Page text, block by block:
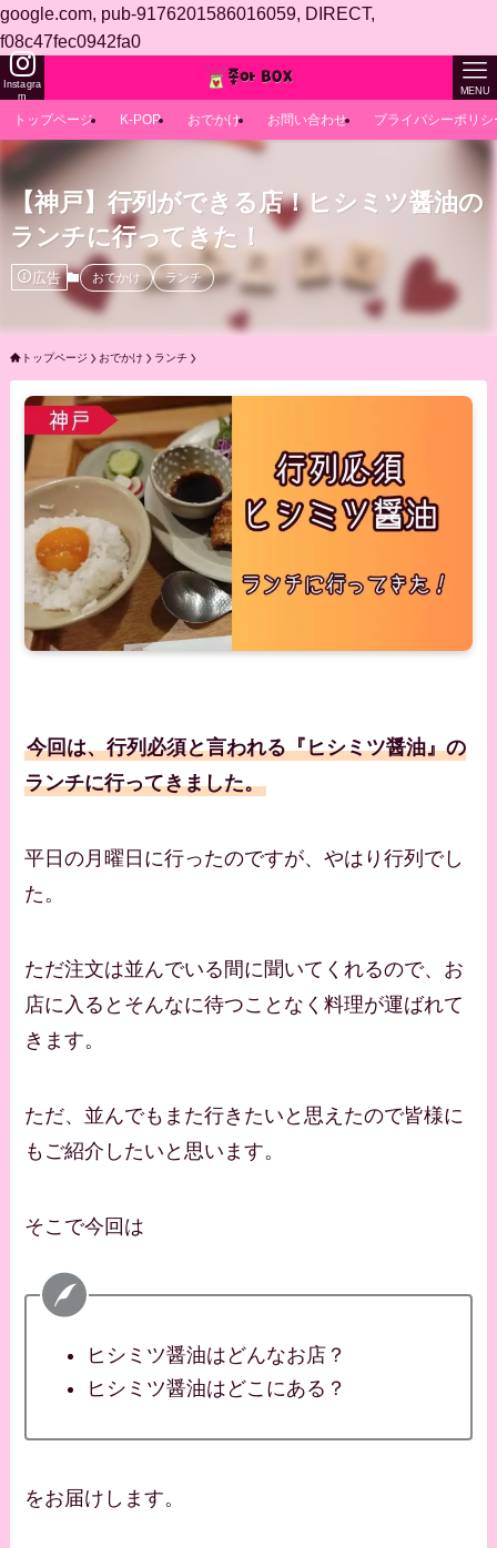
google.com, pub-9176201586016059, DIRECT,
f08c47fec0942fa0
Instagra
m
MENU
トップページ K-POP おでかけ お問い合わせ プライバシーポリシ
【神戸】行列ができる店！ヒシミツ醤油の
ランチに行ってきた！
広告 おでかけ ランチ
トップページ おでかけ ランチ
今回は、行列必須と言われる『ヒシミツ醤油』の
ランチに行ってきました。
平日の月曜日に行ったのですが、やはり行列でし
た。
ただ注文は並んでいる間に聞いてくれるので、お
店に入るとそんなに待つことなく料理が運ばれて
きます。
ただ、並んでもまた行きたいと思えたので皆様に
もご紹介したいと思います。
そこで今回は
ヒシミツ醤油はどんなお店？
ヒシミツ醤油はどこにある？
をお届けします。